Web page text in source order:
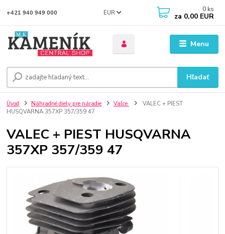
Menu
EUR
Hľadať
+421 940 949 000 0 ks
za 0,00 EUR
Úvod Náhradné diely pre náradie Valce
VALEC + PIEST
HUSQVARNA 357XP 357/359 47
VALEC + PIEST HUSQVARNA
357XP 357/359 47